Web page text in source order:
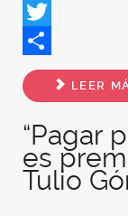
Facebook
Twitter
Share
LEER
“Pagar
es
Tulio